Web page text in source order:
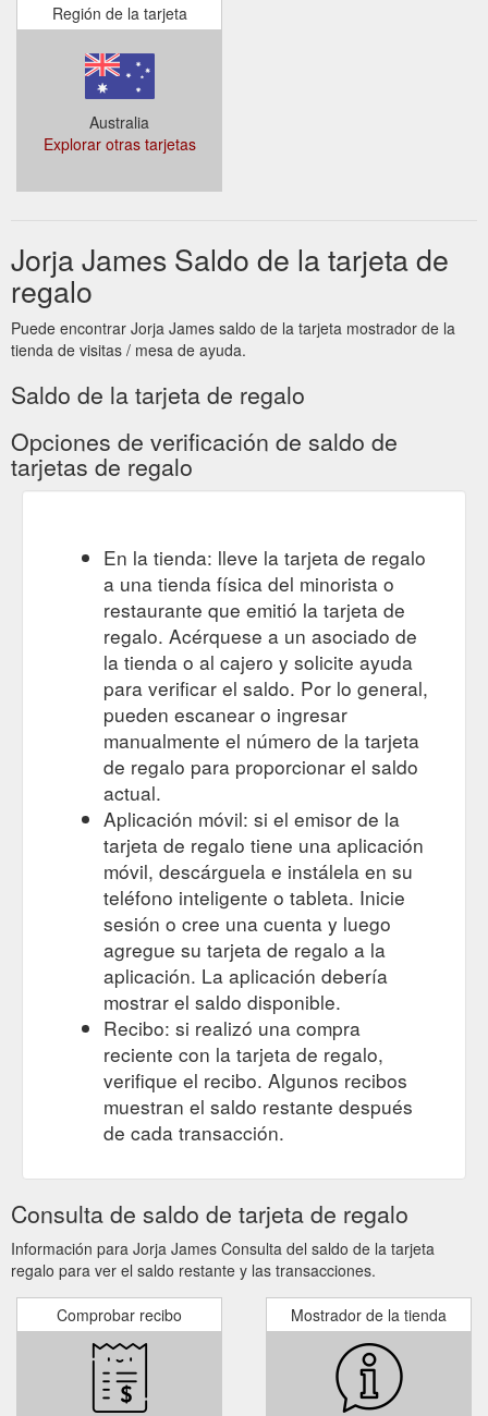
Región de la tarjeta
Australia
Explorar otras tarjetas
Jorja James Saldo de la tarjeta de
regalo
Puede encontrar Jorja James saldo de la tarjeta mostrador de la
tienda de visitas / mesa de ayuda.
Saldo de la tarjeta de regalo
Opciones de verificación de saldo de
tarjetas de regalo
En la tienda: lleve la tarjeta de regalo
a una tienda física del minorista o
restaurante que emitió la tarjeta de
regalo. Acérquese a un asociado de
la tienda o al cajero y solicite ayuda
para verificar el saldo. Por lo general,
pueden escanear o ingresar
manualmente el número de la tarjeta
de regalo para proporcionar el saldo
actual.
Aplicación móvil: si el emisor de la
tarjeta de regalo tiene una aplicación
móvil, descárguela e instálela en su
teléfono inteligente o tableta. Inicie
sesión o cree una cuenta y luego
agregue su tarjeta de regalo a la
aplicación. La aplicación debería
mostrar el saldo disponible.
Recibo: si realizó una compra
reciente con la tarjeta de regalo,
verifique el recibo. Algunos recibos
muestran el saldo restante después
de cada transacción.
Consulta de saldo de tarjeta de regalo
Información para Jorja James Consulta del saldo de la tarjeta
regalo para ver el saldo restante y las transacciones.
Comprobar recibo Mostrador de la tienda